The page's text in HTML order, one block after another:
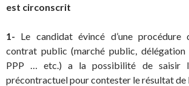
est circonscrit
1- Le candidat évincé d’une procédure
contrat public (marché public,
PPP … etc.) a la possibilité de saisir
précontractuel pour contester le résultat de